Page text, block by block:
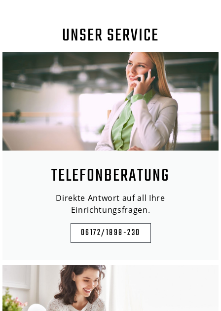
UNSER SERVICE
TELEFONBERATUNG
Direkte Antwort auf all Ihre
Einrichtungsfragen.
06172/1898-230